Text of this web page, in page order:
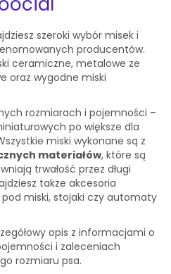
szeroki wybór misek i
producentów.
ceramiczne, metalowe ze
oraz wygodne miski
rozmiarach i pojemności –
po większe dla
miski wykonane są z
materiałów, które są
trwałość przez długi
także akcesoria
miski, stojaki czy automaty
opis z informacjami o
i zaleceniach
rozmiaru psa.